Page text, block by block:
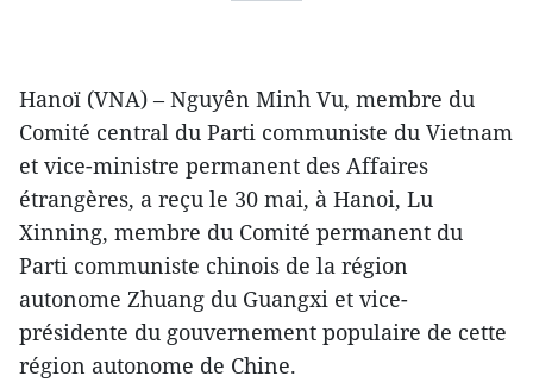
Hanoï (VNA) – Nguyên Minh Vu, membre du
Comité central du Parti communiste du Vietnam
et vice-ministre permanent des Affaires
étrangères, a reçu le 30 mai, à Hanoi, Lu
Xinning, membre du Comité permanent du
Parti communiste chinois de la région
autonome Zhuang du Guangxi et vice-
présidente du gouvernement populaire de cette
région autonome de Chine.